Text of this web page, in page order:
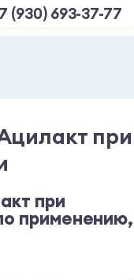
(930) 693-37-77
при
при
применению,